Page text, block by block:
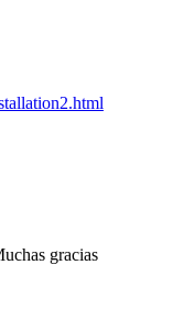
gracias